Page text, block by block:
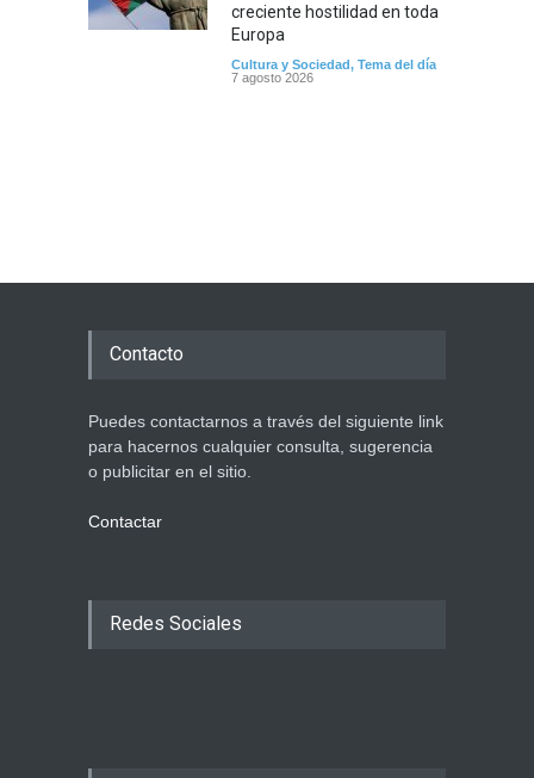
creciente hostilidad en toda
Europa
Cultura y Sociedad, Tema del día
7 agosto 2026
Contacto
Puedes contactarnos a través del siguiente link
para hacernos cualquier consulta, sugerencia
o publicitar en el sitio.
Contactar
Redes Sociales